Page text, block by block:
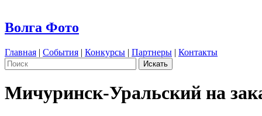
Волга Фото
Главная | События | Конкурсы | Партнеры | Контакты
Мичуринск-Уральский на